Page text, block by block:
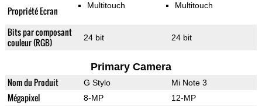
Propriété Ecran Multitouch Multitouch
Bits par composant
couleur (RGB)
24 bit 24 bit
Primary Camera
Nom du Produit G Stylo Mi Note 3
Mégapixel 8-MP 12-MP